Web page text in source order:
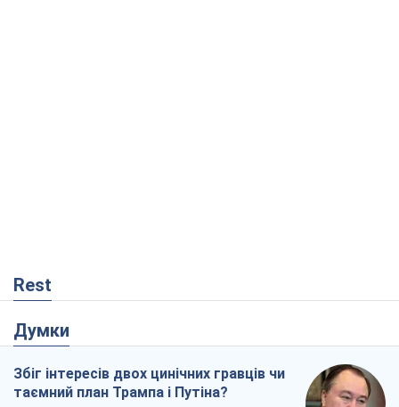
Rest
Думки
Збіг інтересів двох цинічних гравців чи
таємний план Трампа і Путіна?